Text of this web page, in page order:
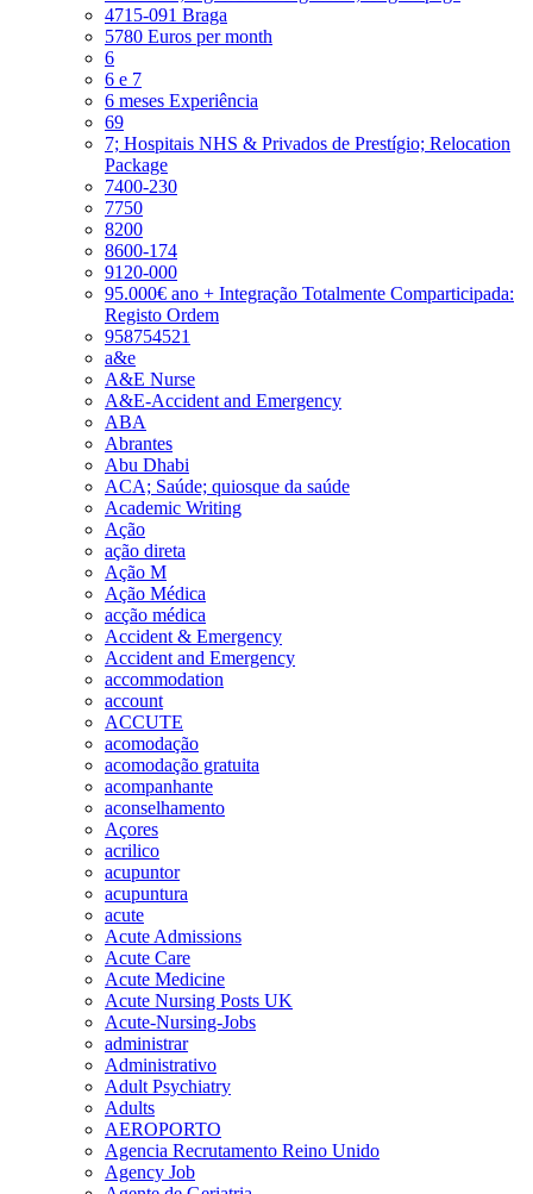
4715-091 Braga
5780 Euros per month
6
6 e 7
6 meses Experiência
69
7; Hospitais NHS & Privados de Prestígio; Relocation
Package
7400-230
7750
8200
8600-174
9120-000
95.000€ ano + Integração Totalmente Comparticipada:
Registo Ordem
958754521
a&e
A&E Nurse
A&E-Accident and Emergency
ABA
Abrantes
Abu Dhabi
ACA; Saúde; quiosque da saúde
Academic Writing
Ação
ação direta
Ação M
Ação Médica
acção médica
Accident & Emergency
Accident and Emergency
accommodation
account
ACCUTE
acomodação
acomodação gratuita
acompanhante
aconselhamento
Açores
acrilico
acupuntor
acupuntura
acute
Acute Admissions
Acute Care
Acute Medicine
Acute Nursing Posts UK
Acute-Nursing-Jobs
administrar
Administrativo
Adult Psychiatry
Adults
AEROPORTO
Agencia Recrutamento Reino Unido
Agency Job